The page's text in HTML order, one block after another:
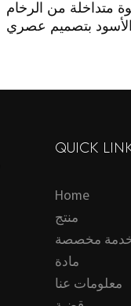
متداخلة من الرخام
بتصميم عصري
QUICK
Home
منتج
مخصصة
مادة
معلومات عنا